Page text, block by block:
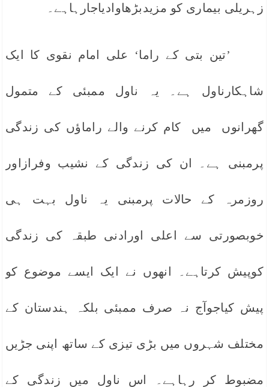
زہریلی بیماری کو مزیدبڑھاوادیاجارہاہے۔
’تین بتی کے راما‘ علی امام نقوی کا ایک
شاہکارناول ہے۔ یہ ناول ممبئی کے متمول
گھرانوں میں کام کرنے والے راماؤں کی زندگی
پرمبنی ہے۔ ان کی زندگی کے نشیب وفرازاور
روزمرہ کے حالات پرمبنی یہ ناول بہت ہی
خوبصورتی سے اعلی اورادنی طبقہ کی زندگی
کوپیش کرتاہے۔ انھوں نے ایک ایسے موضوع کو
پیش کیاجوآج نہ صرف ممبئی بلکہ ہندستان کے
مختلف شہروں میں بڑی تیزی کے ساتھ اپنی جڑیں
مضبوط کر رہاہے۔ اس ناول میں زندگی کے